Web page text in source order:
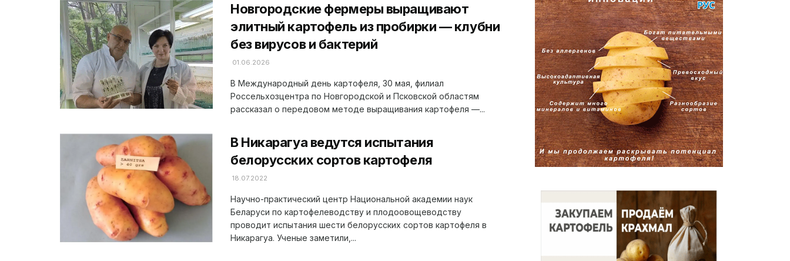
Новгородские фермеры выращивают
элитный картофель из пробирки — клубни
без вирусов и бактерий
01.06.2026
В Международный день картофеля, 30 мая, филиал
Россельхозцентра по Новгородской и Псковской областям
рассказал о передовом методе выращивания картофеля —...
В Никарагуа ведутся испытания
белорусских сортов картофеля
18.07.2022
Научно-практический центр Национальной академии наук
Беларуси по картофелеводству и плодоовощеводству
проводит испытания шести белорусских сортов картофеля в
Никарагуа. Ученые заметили,...